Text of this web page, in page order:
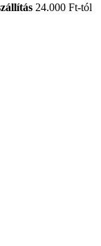
24.000 Ft-tól